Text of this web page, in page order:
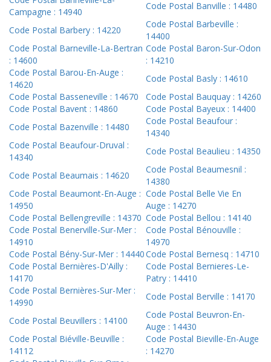
Campagne : 14940
Code Postal Banville : 14480
Code Postal Barbery : 14220
Code Postal Barbeville :
14400
Code Postal Barneville-La-Bertran
: 14600
Code Postal Baron-Sur-Odon
: 14210
Code Postal Barou-En-Auge :
14620
Code Postal Basly : 14610
Code Postal Basseneville : 14670
Code Postal Bauquay : 14260
Code Postal Bavent : 14860
Code Postal Bayeux : 14400
Code Postal Bazenville : 14480
Code Postal Beaufour :
14340
Code Postal Beaufour-Druval :
14340
Code Postal Beaulieu : 14350
Code Postal Beaumais : 14620
Code Postal Beaumesnil :
14380
Code Postal Beaumont-En-Auge :
14950
Code Postal Belle Vie En
Auge : 14270
Code Postal Bellengreville : 14370 Code Postal Bellou : 14140
Code Postal Benerville-Sur-Mer :
14910
Code Postal Bénouville :
14970
Code Postal Bény-Sur-Mer : 14440Code Postal Bernesq : 14710
Code Postal Bernières-D'Ailly :
14170
Code Postal Bernieres-Le-
Patry : 14410
Code Postal Bernières-Sur-Mer :
14990
Code Postal Berville : 14170
Code Postal Beuvillers : 14100
Code Postal Beuvron-En-
Auge : 14430
Code Postal Biéville-Beuville :
14112
Code Postal Bieville-En-Auge
: 14270